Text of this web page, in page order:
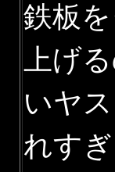
鉄板
上げ
いヤ
れす